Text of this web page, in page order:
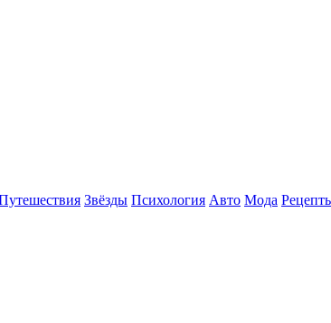
Звёзды Психология Авто Мода